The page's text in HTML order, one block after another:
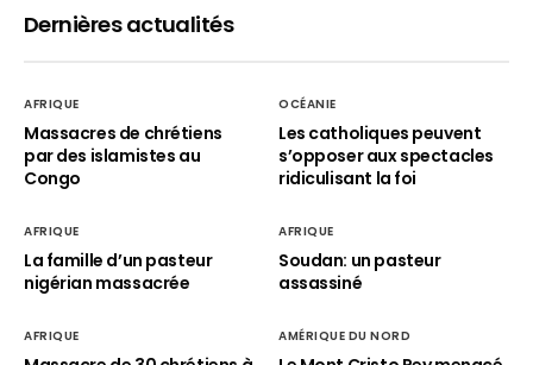
Dernières actualités
AFRIQUE
Massacres de chrétiens
par des islamistes au
Congo
OCÉANIE
Les catholiques peuvent
s’opposer aux spectacles
ridiculisant la foi
AFRIQUE
La famille d’un pasteur
nigérian massacrée
AFRIQUE
Soudan: un pasteur
assassiné
AFRIQUE AMÉRIQUE DU NORD